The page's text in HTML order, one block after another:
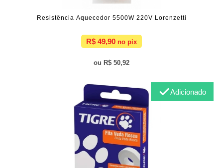
Resistência Aquecedor 5500W 220V Lorenzetti
R$ 49,90
R$ 50,92
Adicionado